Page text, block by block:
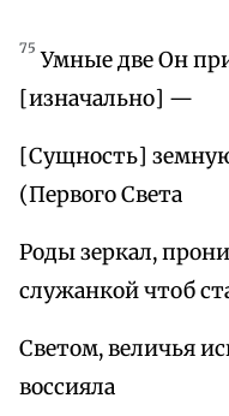
75 Умные две Он
[изначально] —
[Сущность]
(Первого Света
Роды зеркал,
служанкой чтоб
Светом, величья
воссияла